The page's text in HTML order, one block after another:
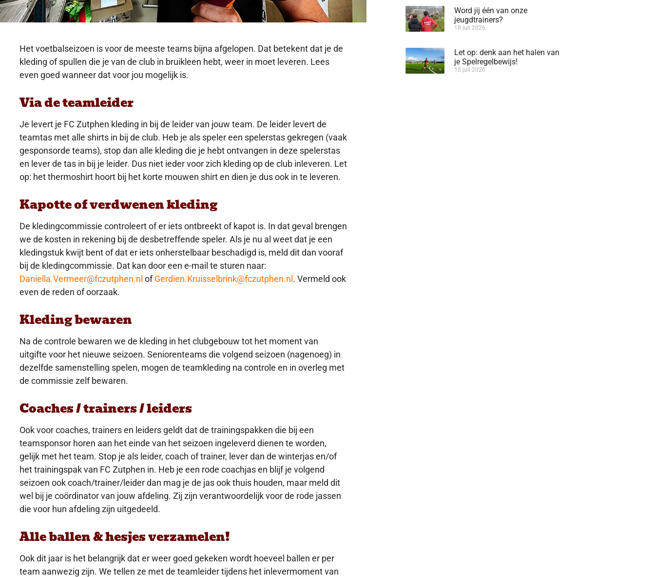
Het voetbalseizoen is voor de meeste teams bijna afgelopen. Dat betekent dat je de
kleding of spullen die je van de club in bruikleen hebt, weer in moet leveren. Lees
even goed wanneer dat voor jou mogelijk is.
Via de teamleider
Je levert je FC Zutphen kleding in bij de leider van jouw team. De leider levert de
teamtas met alle shirts in bij de club. Heb je als speler een spelerstas gekregen (vaak
gesponsorde teams), stop dan alle kleding die je hebt ontvangen in deze spelerstas
en lever de tas in bij je leider. Dus niet ieder voor zich kleding op de club inleveren. Let
op: het thermoshirt hoort bij het korte mouwen shirt en dien je dus ook in te leveren.
Kapotte of verdwenen kleding
De kledingcommissie controleert of er iets ontbreekt of kapot is. In dat geval brengen
we de kosten in rekening bij de desbetreffende speler. Als je nu al weet dat je een
kledingstuk kwijt bent of dat er iets onherstelbaar beschadigd is, meld dit dan vooraf
bij de kledingcommissie. Dat kan door een e-mail te sturen naar:
Daniella.Vermeer@fczutphen.nl ofGerdien.Kruisselbrink@fczutphen.nl. Vermeld ook
even de reden of oorzaak.
Kleding bewaren
Na de controle bewaren we de kleding in het clubgebouw tot het moment van
uitgifte voor het nieuwe seizoen. Seniorenteams die volgend seizoen (nagenoeg) in
dezelfde samenstelling spelen, mogen de teamkleding na controle en in overleg met
de commissie zelf bewaren.
Coaches / trainers / leiders
Ook voor coaches, trainers en leiders geldt dat de trainingspakken die bij een
teamsponsor horen aan het einde van het seizoen ingeleverd dienen te worden,
gelijk met het team. Stop je als leider, coach of trainer, lever dan de winterjas en/of
het trainingspak van FC Zutphen in. Heb je een rode coachjas en blijf je volgend
seizoen ook coach/trainer/leider dan mag je de jas ook thuis houden, maar meld dit
wel bij je coördinator van jouw afdeling. Zij zijn verantwoordelijk voor de rode jassen
die voor hun afdeling zijn uitgedeeld.
Alle ballen & hesjes verzamelen!
Ook dit jaar is het belangrijk dat er weer goed gekeken wordt hoeveel ballen er per
team aanwezig zijn. We tellen ze met de teamleider tijdens het inlevermoment van
Word jij één van onze
jeugdtrainers?
18 juli 2026
Let op: denk aan het halen van
je Spelregelbewijs!
15 juli 2026